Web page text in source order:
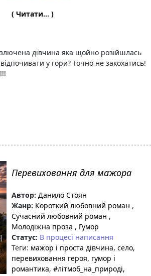
( Читати... )
дівчина яка щойно розійшлась
у гори? Точно не закохатись!
Перевиховання для мажора
Автор: Данило Стоян
Жанр: Короткий любовний роман ,
Сучасний любовний роман ,
Молодіжна проза , Гумор
Статус: В процесі написання
Теги: мажор і проста дівчина, село,
перевиховання героя, гумор і
романтика, #літмоб_на_природі,